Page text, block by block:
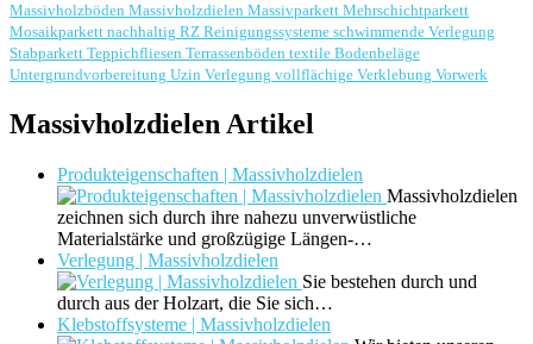
Massivholzböden Massivholzdielen Massivparkett Mehrschichtparkett
Mosaikparkett nachhaltig RZ Reinigungssysteme schwimmende Verlegung
Stabparkett Teppichfliesen Terrassenböden textile Bodenbeläge
Untergrundvorbereitung Uzin Verlegung vollflächige Verklebung Vorwerk
Massivholzdielen Artikel
Produkteigenschaften | Massivholzdielen
Massivholzdielen
zeichnen sich durch ihre nahezu unverwüstliche
Materialstärke und großzügige Längen-…
Verlegung | Massivholzdielen
Sie bestehen durch und
durch aus der Holzart, die Sie sich…
Klebstoffsysteme | Massivholzdielen